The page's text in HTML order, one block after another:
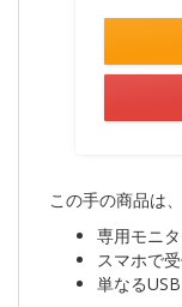
この手の商品は、
専用モニ
スマホで
単なる